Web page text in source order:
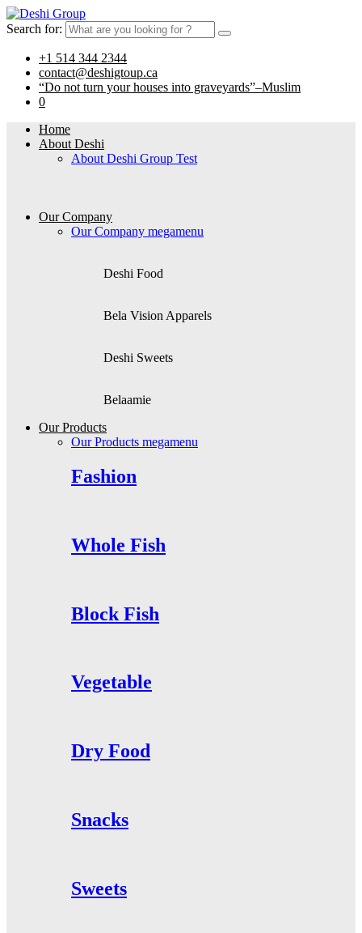
Search for:
+1 514 344 2344
contact@deshigtoup.ca
“Do not turn your houses into graveyards”–Muslim
0
Home
About Deshi
About Deshi Group Test
Our Company
Our Company megamenu
Deshi Food
Bela Vision Apparels
Deshi Sweets
Belaamie
Our Products
Our Products megamenu
Fashion
Whole Fish
Block Fish
Vegetable
Dry Food
Snacks
Sweets